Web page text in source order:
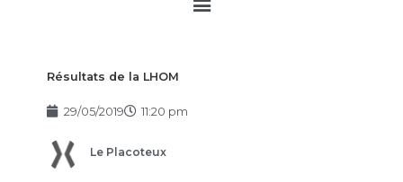
Résultats de la LHOM
29/05/2019 11:20 pm
Le Placoteux